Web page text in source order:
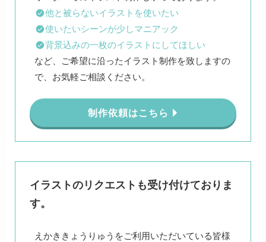
他と被らないイラストを使いたい
使いたいシーンが少しマニアック
背景込みの一枚のイラストにしてほしい
など、ご希望に沿ったイラスト制作を致しますの
で、お気軽ご相談ください。
制作依頼はこちら
イラストのリクエストも受け付けておりま
す。
えかききょうりゅうをご利用いただいている皆様